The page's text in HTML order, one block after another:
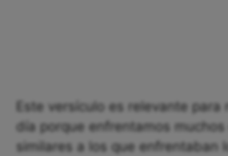
Este versículo es relevante
día porque enfrentamos
similares a los que enfrentaban